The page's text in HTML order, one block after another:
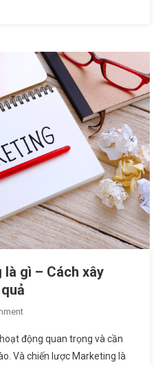
Mỗi
Tháng
gì – Cách xây
On
Lược
Marketing
động quan trọng và cần
Và chiến lược Marketing là